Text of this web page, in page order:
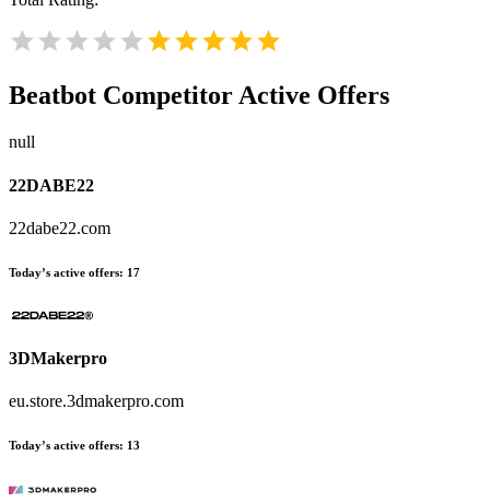
Beatbot Competitor Active Offers
null
22DABE22
22dabe22.com
Today’s active offers: 17
3DMakerpro
eu.store.3dmakerpro.com
Today’s active offers: 13